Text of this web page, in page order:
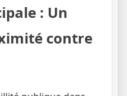
: Un
contre